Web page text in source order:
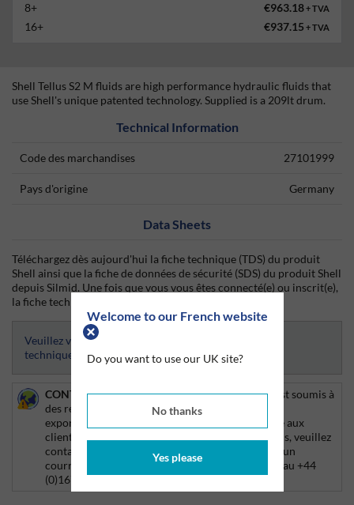
Welcome to our French website
Do you want to use our UK site?
No thanks
Yes please
8+ €963.18+ TVA
16+ €937.15 + TVA
Shell Tellus S2 M fluids are high performance hydraulic fluids that
use Shell's unique patented technology. Supplied is a 209lt drum.
Technical Information
Code des marchandises 27101999
Pays d'origine Germany
Data Sheets
Téléchargez dès aujourd'hui la fiche technique (TDS) du produit
Shell ainsi que la fiche de données de sécurité (SDS) du produit Shell
depuis Silmid. Une fois que vous vous êtes connecté(e) ou inscrit(e),
la fiche technique sera visible et téléchargeable.
Veuillez vous connecter afin d’avoir accès aux fiches
techniques
CONTRÔLE DES EXPORTATIONS :Ce produit est soumis à
des réglementations en matière de contrôle des
exportations et, à ce titre, la livraison sera limitée aux
clients du Royaume-Uni. Pour plus d'informations, veuillez
contacter votre responsable de compte, envoyer un
courriel à info@silmid.com ou appeler le bureau au +44
(0)1675 432 850.